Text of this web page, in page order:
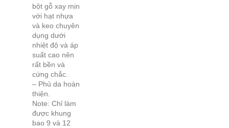
bột gỗ xay mịn
với hạt nhựa
và keo chuyên
dụng dưới
nhiệt độ và áp
suất cao nên
rất bền và
cứng chắc.
– Phủ da hoàn
thiện.
Note: Chỉ làm
được khung
bao 9 và 12